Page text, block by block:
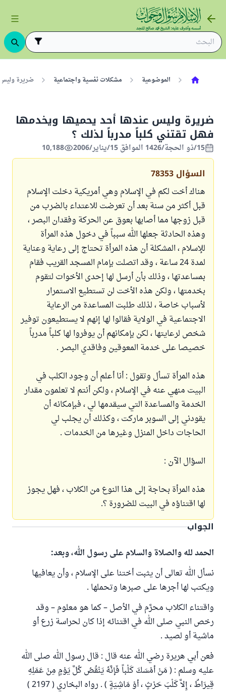
الموضوعية مشكلات نفسية واجتماعية ضريرة وليس
ضريرة وليس عندها أحد يحميها ويخدمها
فهل تقتني كلباً مدرباً لذلك ؟
15/ذو الحجة/1426 الموافق 15/يناير/2006 10,188
السؤال 78353
هناك أخت لكم في الإسلام وهي أمريكية دخلت الإسلام
قبل أكثر من سنة بعد أن تعرضت للاعتداء بالضرب من
قبل زوجها مما أصابها بعوق عن الحركة وفقدان البصر ،
وهذه الحادثة جعلها الله سبباً في دخول هذه المرأة
للإسلام ، المشكلة أن هذه المرأة تحتاج إلى رعاية وعناية
لمدة 24 ساعة ، وقد اتصلت بإمام المسجد القريب فقام
بمساعدتها ، وذلك بأن أرسل لها إحدى الأخوات لتقوم
بخدمتها ، ولكن هذه الأخت لن تستطيع الاستمرار
لأسباب خاصة ، لذلك طلبت المساعدة من الرعاية
الاجتماعية في الولاية فقالوا لها إنهم لا يستطيعون توفير
شخص لرعايتها ، لكن بإمكانهم أن يوفروا لها كلباً مدرباً
خصيصا على خدمة المعوقين وفاقدي البصر .
هذه المرأة تسأل وتقول : أنا أعلم أن وجود الكلب في
البيت منهي عنه في الإسلام ، ولكن أنتم لا تعلمون مقدار
الخدمة والمساعدة التي سيقدمها لي ، فبإمكانه أن
يقودني إلى السوبر ماركت ، وكذلك أن يجلب لي
الحاجات داخل المنزل وغيرها من الخدمات .
السؤال الآن :
هذه المرأة بحاجة إلى هذا النوع من الكلاب ، فهل يجوز
لها اقتناؤه في البيت للضرورة ؟.
الجواب
الحمد لله والصلاة والسلام على رسول الله، وبعد:
نسأل الله تعالى أن يثبت أختنا على الإسلام ، وأن يعافيها
ويكتب لها أجرها على صبرها وتحملها .
واقتناء الكلاب محرَّم في الأصل – كما هو معلوم – وقد
رخص النبي صلى الله في اقتنائه إذا كان لحراسة زرع أو
ماشية أو لصيد .
فعن أبي هريرة رضي الله عنه قال : قال رسول الله صلى الله
عليه وسلم : ( مَنْ أمْسَكَ كَلْباً فَإنَّهُ يَنْقُصُ كُلَّ يَوْمٍ مِنْ عَمَلِهِ
قِيرَاطٌ ، إِلاَّ كَلْبَ حَرْثٍ ، أوْ مَاشِيَةٍ ) . رواه البخاري ( 2197 )